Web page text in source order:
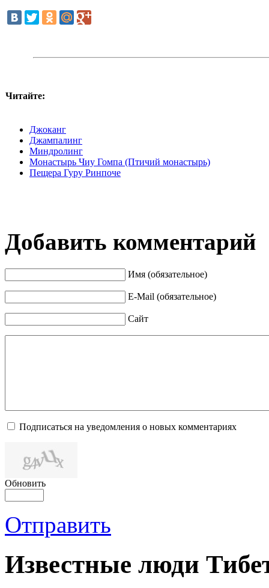
Читайте:
Джоканг
Джампалинг
Миндролинг
Монастырь Чиу Гомпа (Птичий монастырь)
Пещера Гуру Ринпоче
Добавить комментарий
Имя (обязательное)
E-Mail (обязательное)
Сайт
Подписаться на уведомления о новых комментариях
Обновить
Отправить
Известные люди